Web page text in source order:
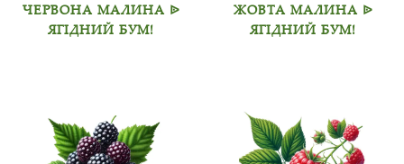
ЧЕРВОНА МАЛИНА ᐉ
ЯГІДНИЙ БУМ!
ЖОВТА МАЛИНА ᐉ
ЯГІДНИЙ БУМ!